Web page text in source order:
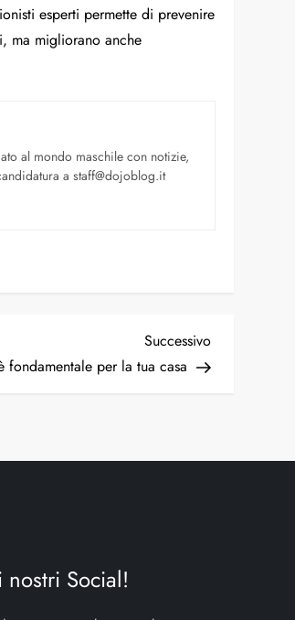
esperti permette di prevenire
ma migliorano anche
al mondo maschile con notizie,
a staff@dojoblog.it
Successivo
per la tua casa
nostri Social!